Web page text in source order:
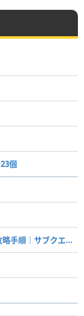
個
世界に一つだけのパンケーキの受注時期と攻略手順｜サブクエスト